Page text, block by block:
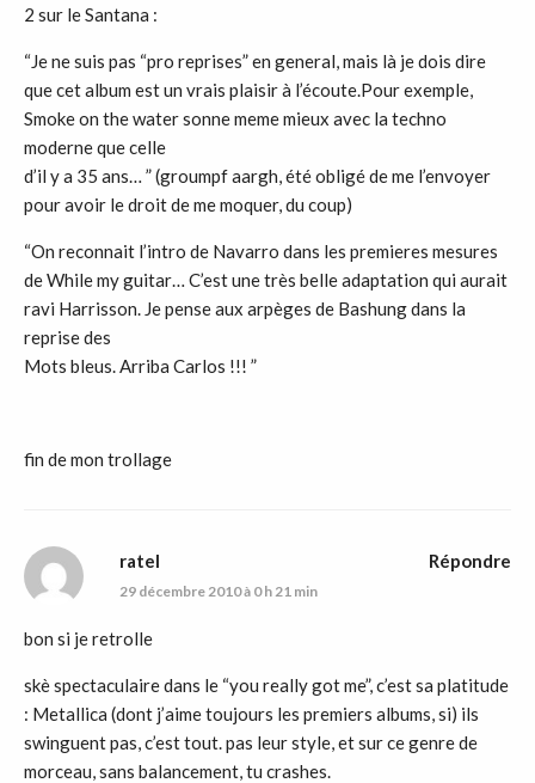
2 sur le Santana :
“Je ne suis pas “pro reprises” en general, mais là je dois dire
que cet album est un vrais plaisir à l’écoute.Pour exemple,
Smoke on the water sonne meme mieux avec la techno
moderne que celle
d’il y a 35 ans… ” (groumpf aargh, été obligé de me l’envoyer
pour avoir le droit de me moquer, du coup)
“On reconnait l’intro de Navarro dans les premieres mesures
de While my guitar… C’est une très belle adaptation qui aurait
ravi Harrisson. Je pense aux arpèges de Bashung dans la
reprise des
Mots bleus. Arriba Carlos !!! ”
fin de mon trollage
ratel
29 décembre 2010 à 0 h 21 min
bon si je retrolle
skè spectaculaire dans le “you really got me”, c’est sa platitude
: Metallica (dont j’aime toujours les premiers albums, si) ils
swinguent pas, c’est tout. pas leur style, et sur ce genre de
morceau, sans balancement, tu crashes.
Répondre